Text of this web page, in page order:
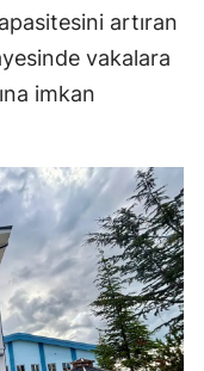
Mardin
Muğla
Nevşehir
Niğde
Ordu
Rize
Sakarya
artıran
vakalara
imkan